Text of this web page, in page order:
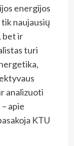
energijos
naujausių
bet ir
turi
analizuoti
apie
KTU